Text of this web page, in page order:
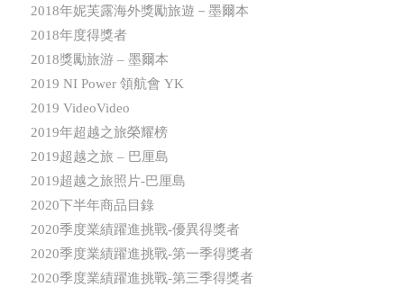
2018年妮芙露海外獎勵旅遊－墨爾本
2018年度得獎者
2018獎勵旅游 – 墨爾本
2019 NI Power 領航會 YK
2019 VideoVideo
2019年超越之旅榮耀榜
2019超越之旅 – 巴厘島
2019超越之旅照片-巴厘島
2020下半年商品目錄
2020季度業績躍進挑戰-優異得獎者
2020季度業績躍進挑戰-第一季得獎者
2020季度業績躍進挑戰-第三季得獎者